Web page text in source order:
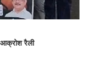
आक्रोश रैली